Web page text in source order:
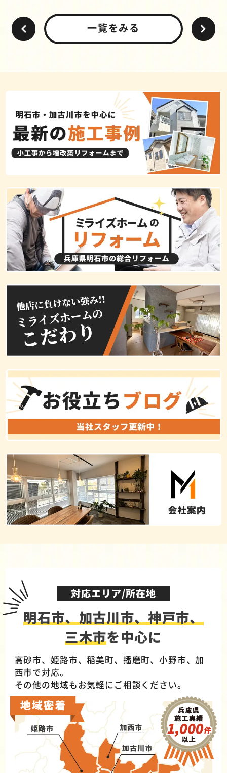
一覧をみる
対応エリア/所在地
明石市、加古川市、神戸市、
三木市を中心に
高砂市、姫路市、稲美町、播磨町、小野市、加
西市で対応。
その他の地域もお気軽にご相談ください。